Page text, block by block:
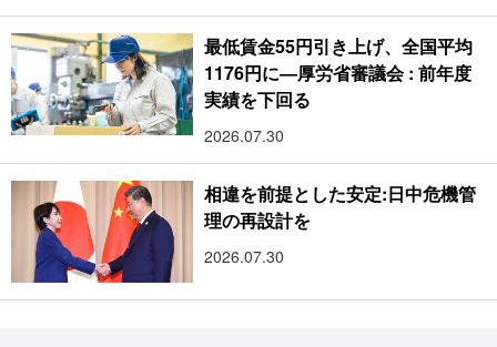
最低賃金55円引き上げ、全国平均
1176円に―厚労省審議会 : 前年度
実績を下回る
2026.07.30
相違を前提とした安定:日中危機管
理の再設計を
2026.07.30